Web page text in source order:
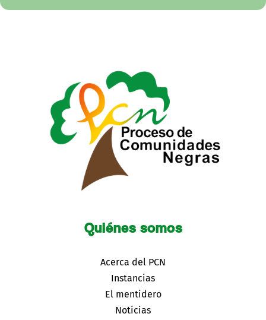
Quiénes somos
Acerca del PCN
Instancias
El mentidero
Noticias